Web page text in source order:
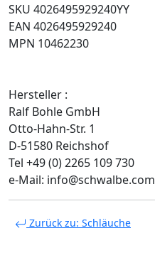
SKU 4026495929240YY
EAN 4026495929240
MPN 10462230
Hersteller :
Ralf Bohle GmbH
Otto-Hahn-Str. 1
D-51580 Reichshof
Tel +49 (0) 2265 109 730
e-Mail: info@schwalbe.com
Zurück zu: Schläuche